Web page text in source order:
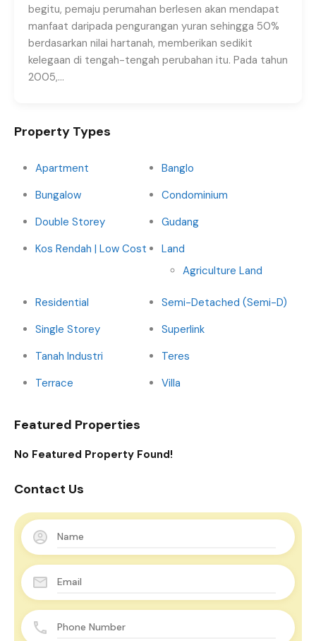
begitu, pemaju perumahan berlesen akan mendapat
manfaat daripada pengurangan yuran sehingga 50%
berdasarkan nilai hartanah, memberikan sedikit
kelegaan di tengah-tengah perubahan itu. Pada tahun
2005,…
Property Types
Apartment
Banglo
Bungalow
Condominium
Double Storey
Gudang
Kos Rendah | Low Cost
Land
Agriculture Land
Residential
Semi-Detached (Semi-D)
Single Storey
Superlink
Tanah Industri
Teres
Terrace
Villa
Featured Properties
No Featured Property Found!
Contact Us